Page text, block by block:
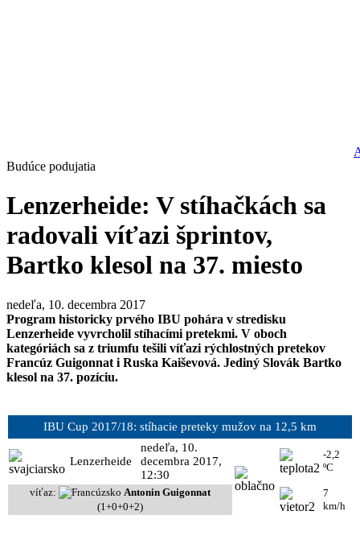
Budúce podujatia
Lenzerheide: V stíhačkách sa
radovali víťazi šprintov,
Bartko klesol na 37. miesto
nedeľa, 10. decembra 2017
Program historicky prvého IBU pohára v stredisku
Lenzerheide vyvrcholil stíhacími pretekmi. V oboch
kategóriách sa z triumfu tešili víťazi rýchlostných pretekov
Francúz Guigonnat i Ruska Kaiševová. Jediný Slovák Bartko
klesol na 37. pozíciu.
IBU Cup 2017/18: stíhacie preteky mužov na 12,5 km
Lenzerheide
nedeľa, 10.
decembra 2017,
12:30
-2,2
ºC
víťaz:
Antonin Guigonnat
(1+0+0+2)
7
km/h